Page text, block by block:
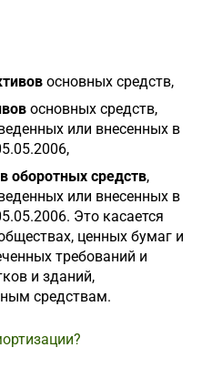
основных средств,
основных средств,
или внесенных в
оборотных средств,
или внесенных в
Это касается
ценных бумаг и
требований и
и зданий,
средствам.